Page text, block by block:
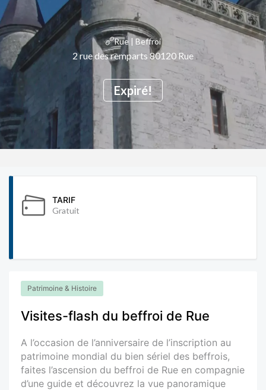
Expiré!
Rue | Beffroi
2 rue des remparts 80120 Rue
TARIF
Gratuit
Patrimoine & Histoire
Visites-flash du beffroi de Rue
A l’occasion de l’anniversaire de l’inscription au
patrimoine mondial du bien sériel des beffrois,
faites l’ascension du beffroi de Rue en compagnie
d’une guide et découvrez la vue panoramique